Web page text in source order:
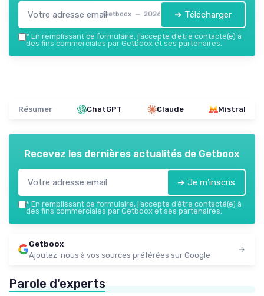
Getboox — 2026 ➔ Télécharger
* En remplissant ce formulaire, j’accepte d’être contacté(e) à
des fins commerciales par Getboox et ses partenaires.
Résumer ChatGPT Claude Mistral
Recevez les dernières actualités de Getboox
➔ Je m'inscris
* En remplissant ce formulaire, j’accepte d’être contacté(e) à
des fins commerciales par Getboox et ses partenaires.
Getboox
Ajoutez-nous à vos sources préférées sur Google
Parole d'experts